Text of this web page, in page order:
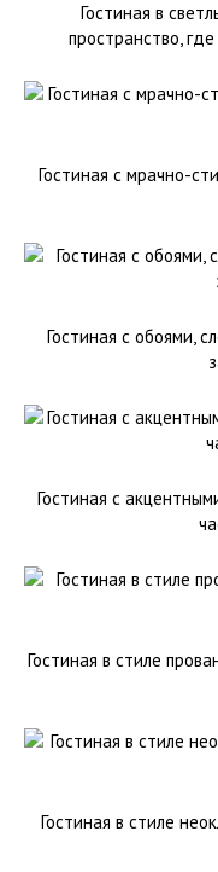
Гостиная в
пространство,
Гостиная с мрачно-
Гостиная с обоями,
Гостиная с
Гостиная в стиле
Гостиная в стиле